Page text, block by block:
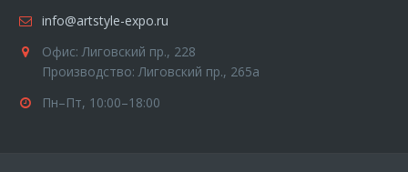
info@artstyle-expo.ru
Офис: Лиговский пр., 228
Производство: Лиговский пр., 265а
Пн–Пт, 10:00–18:00